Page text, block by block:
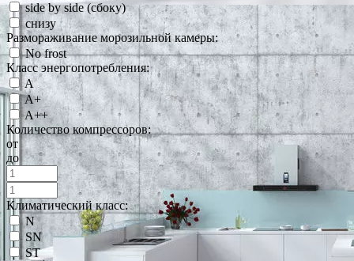
side by side (сбоку)
снизу
Размораживание морозильной камеры:
No frost
Класс энергопотребления:
A
A+
A++
Количество компрессоров:
от
до
Климатический класс:
N
SN
ST